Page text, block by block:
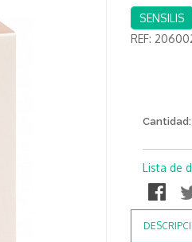
SENSILIS
REF:
Cantidad:
Lista de